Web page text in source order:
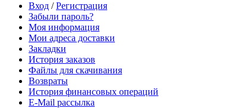
Вход /Регистрация
Забыли пароль?
Моя информация
Мои адреса доставки
Закладки
История заказов
Файлы для скачивания
Возвраты
История финансовых операций
E-Mail рассылка